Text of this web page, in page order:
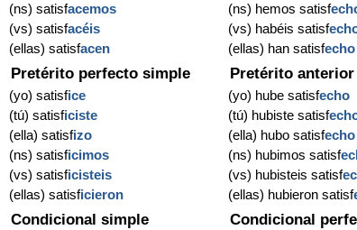
(ns) satisfacemos
(vs) satisfacéis
(ellas) satisfacen
(ns) hemos satisf
(vs) habéis satisf
(ellas) han satisfecho
Pretérito perfecto simple
(yo) satisfice
(tú) satisficiste
(ella) satisfizo
(ns) satisficimos
(vs) satisficisteis
(ellas) satisficieron
Pretérito anterior
(yo) hube satisfecho
(tú) hubiste satisf
(ella) hubo satisfecho
(ns) hubimos satisf
(vs) hubisteis satisf
(ellas) hubieron satisf
Condicional simple Condicional